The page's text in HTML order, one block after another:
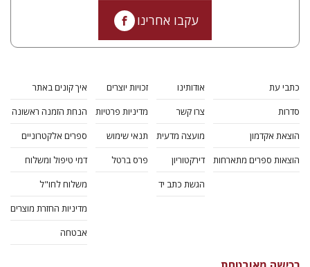
עקבו אחרינו
כתבי עת
סדרות
הוצאת אקדמון
הוצאות ספרים מתארחות
אודותינו
צרו קשר
מועצה מדעית
דירקטוריון
הגשת כתב יד
זכויות יוצרים
מדיניות פרטיות
תנאי שימוש
פרס ברטל
איך קונים באתר
הנחת הזמנה ראשונה
ספרים אלקטרוניים
דמי טיפול ומשלוח
משלוח לחו"ל
מדיניות החזרת מוצרים
אבטחה